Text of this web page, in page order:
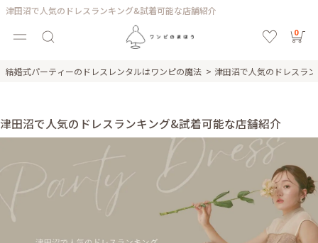
津田沼で人気のドレスランキング&試着可能な店舗紹介
0
結婚式パーティーのドレスレンタルはワンピの魔法 津田沼で人気のドレスラ
津田沼で人気のドレスランキング&試着可能な店舗紹介